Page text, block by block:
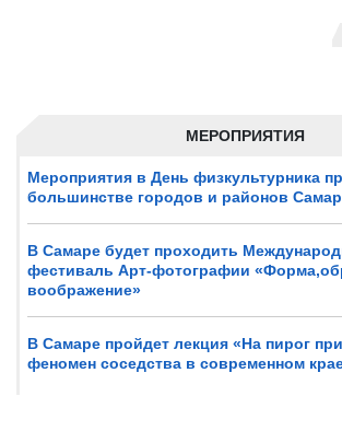
МЕРОПРИЯТИЯ
Мероприятия в День физкультурника
большинстве городов и районов
В Самаре будет проходить
фестиваль Арт-фотографии
воображение»
В Самаре пройдет лекция «На пирог
феномен соседства в современном